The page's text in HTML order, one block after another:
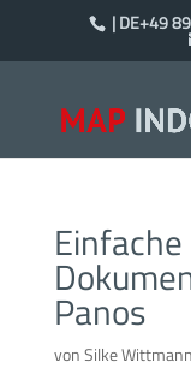
| DE+49
Panos
vonSilke Wittmann